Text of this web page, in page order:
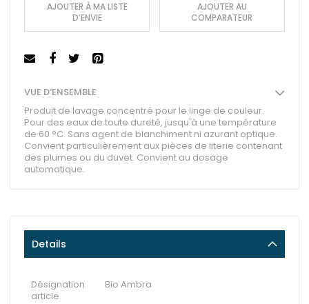
AJOUTER À MA LISTE
D’ENVIE
AJOUTER AU
COMPARATEUR
VUE D’ENSEMBLE
Produit de lavage concentré pour le linge de couleur.
Pour des eaux de toute dureté, jusqu'à une température
de 60 °C. Sans agent de blanchiment ni azurant optique.
Convient particulièrement aux pièces de literie contenant
des plumes ou du duvet. Convient au dosage
automatique.
Details
Désignation
article
Bio Ambra